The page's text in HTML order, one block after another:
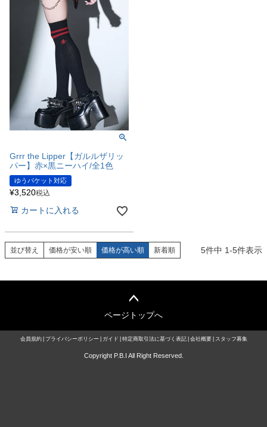
Grrr the Lipper【ガルルザリッ
パー】赤×黒ニーハイ/全1色
ゆうパケット対応
¥3,520税込
カートに入れる
並び替え 価格が安い順 価格が高い順 新着順 5件中 1-5件表示
ページトップへ
会員規約 プライバシーポリシー ガイド 特定商取引法に基づく表記 会社概要 スタッフ募集
Copyright P.B.I All Right Reserved.